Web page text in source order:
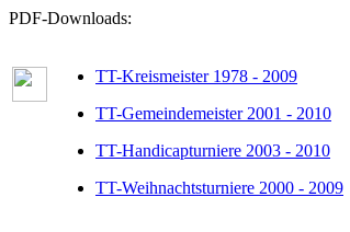
PDF-Downloads:
TT-Kreismeister 1978 - 2009
TT-Gemeindemeister 2001 - 2010
TT-Handicapturniere 2003 - 2010
TT-Weihnachtsturniere 2000 - 2009